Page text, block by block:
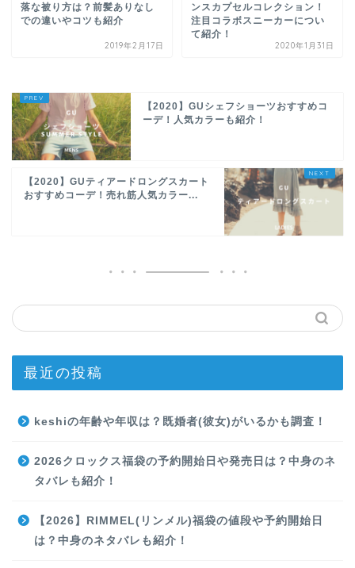
落な被り方は？前髪ありなし
での違いやコツも紹介
2019年2月17日
ンスカプセルコレクション！
注目コラボスニーカーについ
て紹介！
2020年1月31日
【2020】GUシェフショーツおすすめコ
ーデ！人気カラーも紹介！
【2020】GUティアードロングスカート
おすすめコーデ！売れ筋人気カラー...
最近の投稿
keshiの年齢や年収は？既婚者(彼女)がいるかも調査！
2026クロックス福袋の予約開始日や発売日は？中身のネ
タバレも紹介！
【2026】RIMMEL(リンメル)福袋の値段や予約開始日
は？中身のネタバレも紹介！